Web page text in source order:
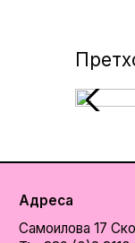
Адреса
Самоилова 17